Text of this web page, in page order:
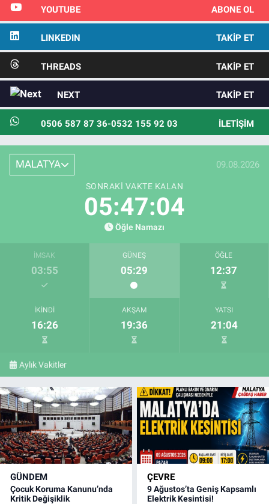
YOUTUBE ABONE OL
LINKEDIN TAKIP ET
THREADS TAKIP ET
NEXT TAKIP ET
0506 587 87 36-0532 155 92 03 İLETIŞIM
MALATYA 09.08.2026
SONRAKI VAKTE KALAN
05:47:03
Öğle Namazı
İMSAK
03:55
GÜNEŞ
05:29
ÖĞLE
12:37
İKINDI
16:26
AKŞAM
19:36
YATSI
21:04
Aylık Vakitler
GÜNDEM
Çocuk Koruma Kanunu’nda
Kritik Değişiklik
ÇEVRE
9 Ağustos’ta Geniş Kapsamlı
Elektrik Kesintisi!